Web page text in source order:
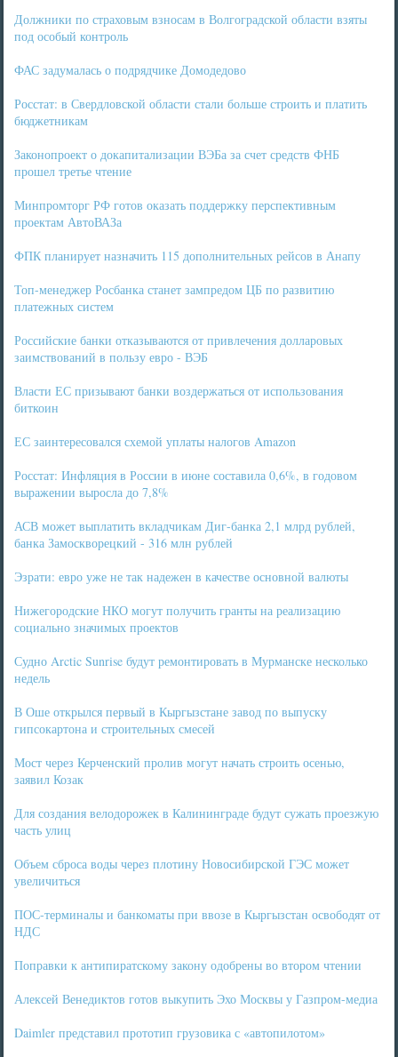
Должники по страховым взносам в Волгоградской области взяты
под особый контроль
ФАС задумалась о подрядчике Домодедово
Росстат: в Свердловской области стали больше строить и платить
бюджетникам
Законопроект о докапитализации ВЭБа за счет средств ФНБ
прошел третье чтение
Минпромторг РФ готов оказать поддержку перспективным
проектам АвтоВАЗа
ФПК планирует назначить 115 дополнительных рейсов в Анапу
Топ-менеджер Росбанка станет зампредом ЦБ по развитию
платежных систем
Российские банки отказываются от привлечения долларовых
заимствований в пользу евро - ВЭБ
Власти ЕС призывают банки воздержаться от использования
биткоин
ЕС заинтересовался схемой уплаты налогов Amazon
Росстат: Инфляция в России в июне составила 0,6%, в годовом
выражении выросла до 7,8%
АСВ может выплатить вкладчикам Диг-банка 2,1 млрд рублей,
банка Замоскворецкий - 316 млн рублей
Эзрати: евро уже не так надежен в качестве основной валюты
Нижегородские НКО могут получить гранты на реализацию
социально значимых проектов
Судно Arctic Sunrise будут ремонтировать в Мурманске несколько
недель
В Оше открылся первый в Кыргызстане завод по выпуску
гипсокартона и строительных смесей
Мост через Керченский пролив могут начать строить осенью,
заявил Козак
Для создания велодорожек в Калининграде будут сужать проезжую
часть улиц
Объем сброса воды через плотину Новосибирской ГЭС может
увеличиться
ПОС-терминалы и банкоматы при ввозе в Кыргызстан освободят от
НДС
Поправки к антипиратскому закону одобрены во втором чтении
Алексей Венедиктов готов выкупить Эхо Москвы у Газпром-медиа
Daimler представил прототип грузовика с «автопилотом»